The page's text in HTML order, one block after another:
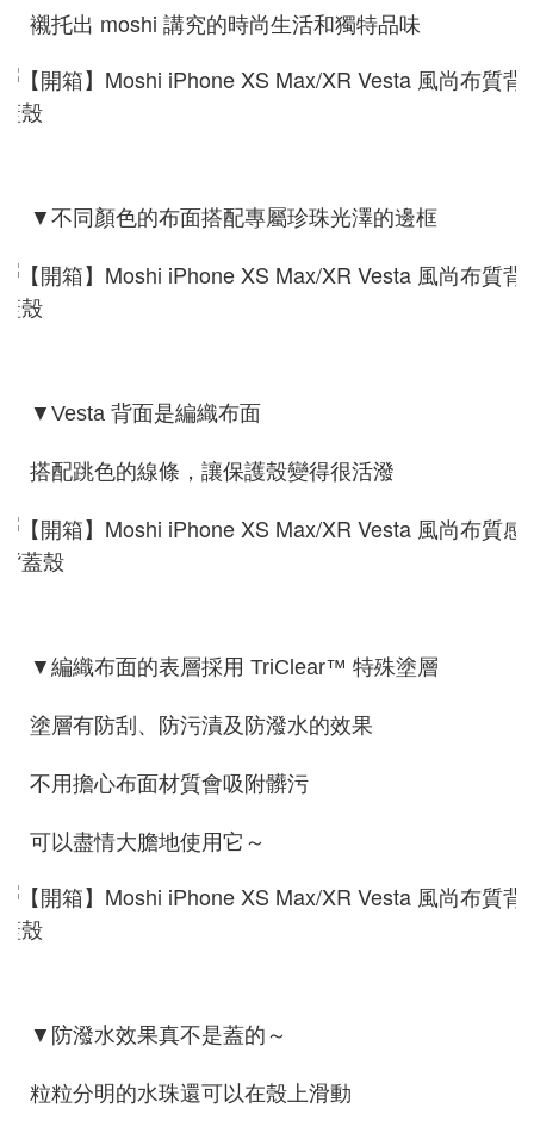
襯托出 moshi 講究的時尚生活和獨特品味
▼ 不同顏色的布面搭配專屬珍珠光澤的邊框
▼Vesta 背面是編織布面
搭配跳色的線條，讓保護殼變得很活潑
▼編織布面的表層採用 TriClear™ 特殊塗層
塗層有防刮、防污漬及防潑水的效果
不用擔心布面材質會吸附髒污
可以盡情大膽地使用它～
▼防潑水效果真不是蓋的～
粒粒分明的水珠還可以在殼上滑動